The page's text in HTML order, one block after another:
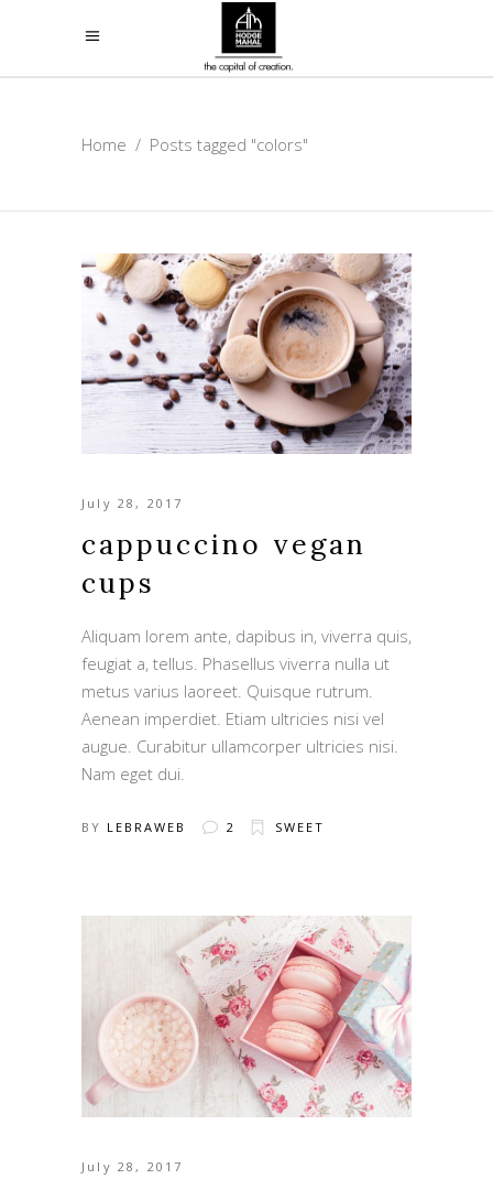
Home / Posts tagged "colors"
July 28, 2017
cappuccino vegan
cups
Aliquam lorem ante, dapibus in, viverra quis,
feugiat a, tellus. Phasellus viverra nulla ut
metus varius laoreet. Quisque rutrum.
Aenean imperdiet. Etiam ultricies nisi vel
augue. Curabitur ullamcorper ultricies nisi.
Nam eget dui.
BY LEBRAWEB 2 SWEET
July 28, 2017